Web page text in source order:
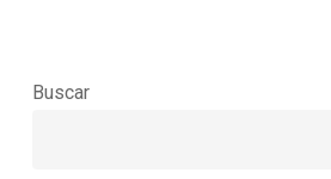
Buscar